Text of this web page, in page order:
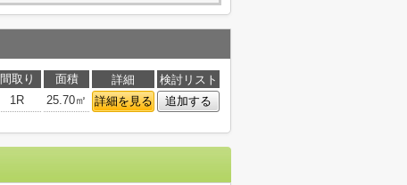
間取り 面積 詳細
検討リスト
1R 25.70㎡ 詳細を見る 追加する